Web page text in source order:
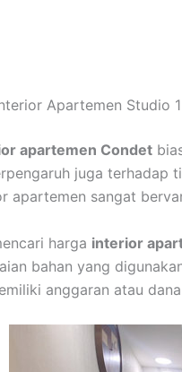
Apartemen Studio
apartemen Condet
juga terhadap
apartemen sangat
harga interior
bahan yang
anggaran atau